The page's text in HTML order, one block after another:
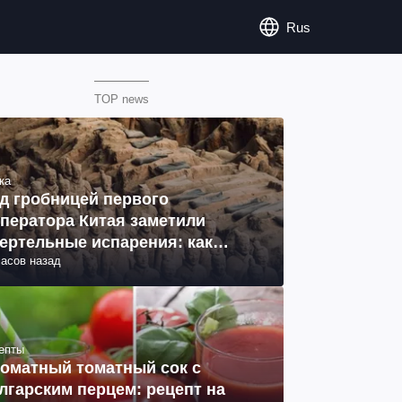
Rus
TOP news
гробницей первого
Китая заметили
испарения: как
(фото)
назад
томатный сок с
перцем: рецепт на